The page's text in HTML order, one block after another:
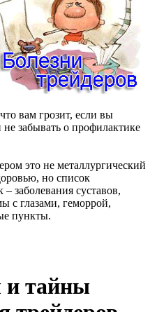
вам грозит, если вы
забывать о профилактике
это не металлургический
но список
заболевания суставов,
с глазами, геморрой,
пункты.
и тайны